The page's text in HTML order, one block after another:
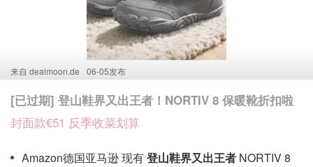
来自 dealmoon.de 06-05发布
[已过期] 登山鞋界又出王者！NORTIV 8 保暖靴折扣啦
封面款€51 反季收菜划算
Amazon德国亚马逊 现有登山鞋界又出王者 NORTIV 8